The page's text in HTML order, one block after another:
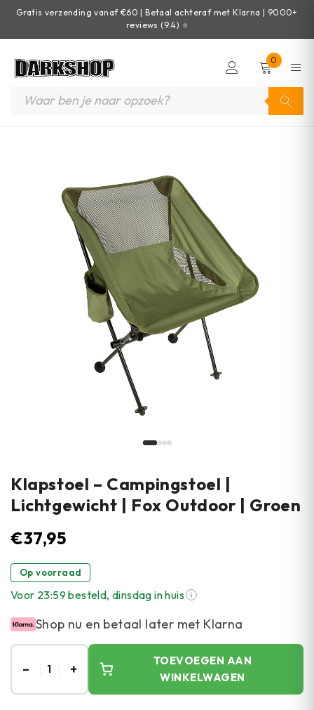
Gratis verzending vanaf €60 | Betaal achteraf met Klarna | 9000+
reviews (9.4) ⭐
0
Klapstoel – Campingstoel |
Lichtgewicht | Fox Outdoor | Groen
€37,95
Op voorraad
Voor 23:59 besteld, dinsdag in huis
Shop nu en betaal later met Klarna
– 1 +
TOEVOEGEN AAN
WINKELWAGEN